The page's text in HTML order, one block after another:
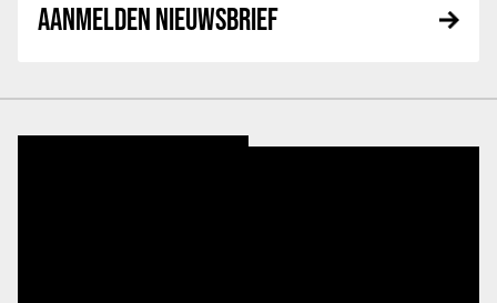
AANMELDEN NIEUWSBRIEF